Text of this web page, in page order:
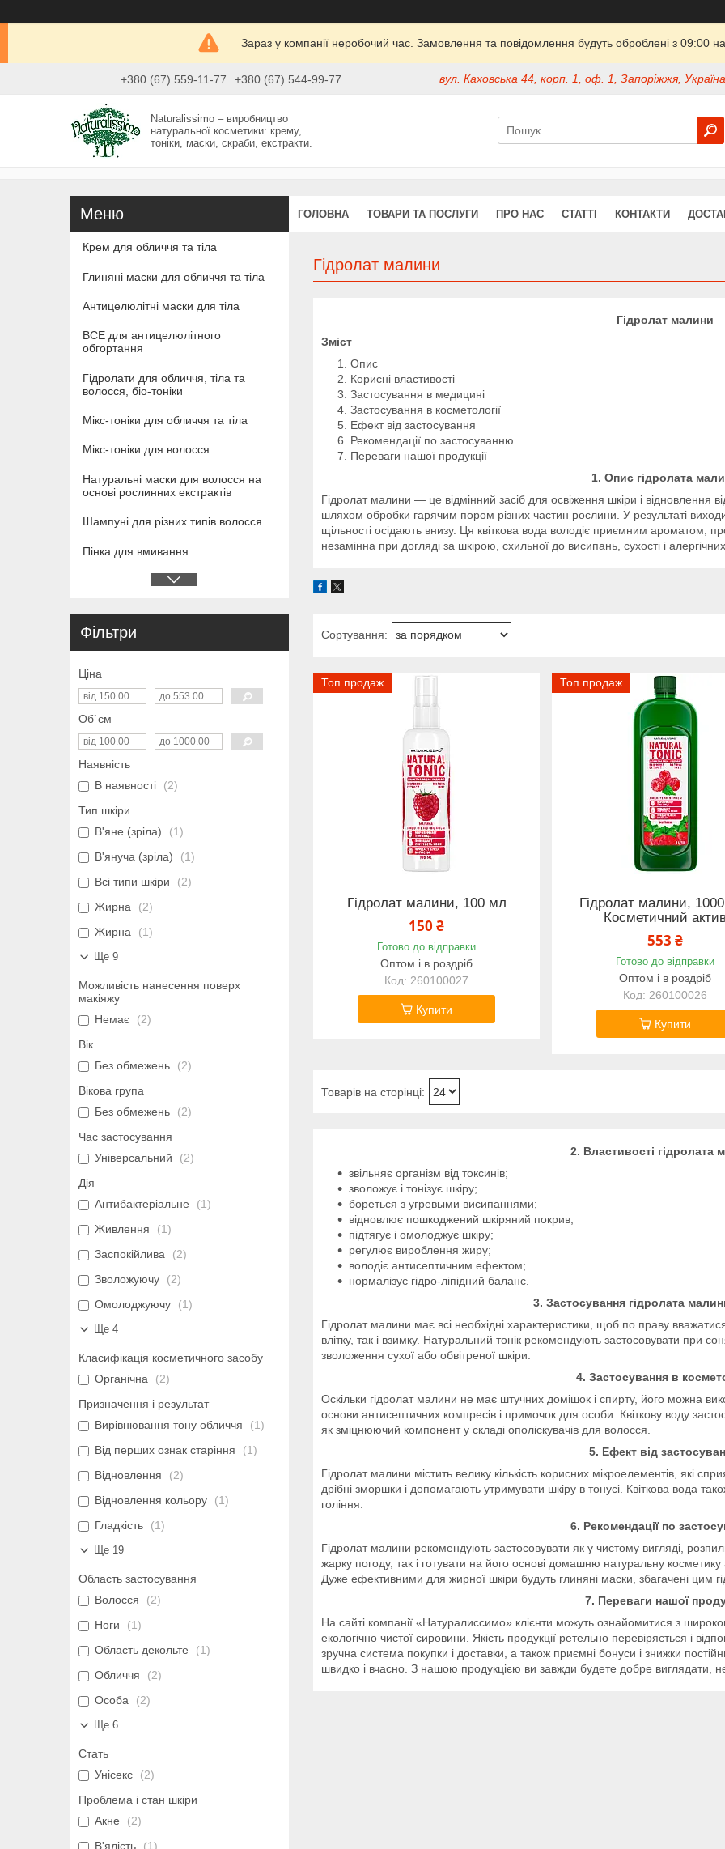
Зараз у компанії неробочий час. Замовлення та повідомлення будуть оброблені з 09:00
+380 (67) 559-11-77 +380 (67) 544-99-77 вул. Каховська 44, корп. 1, оф. 1, Запоріжжя, Україна
Naturalissimo – виробництво
натуральної косметики: крему,
тоніки, маски, скраби, екстракти.
ГОЛОВНА ТОВАРИ ТА ПОСЛУГИ ПРО НАС СТАТТІ КОНТАКТИ
Гідролат малини
Гідролат малини
Зміст
Опис
Корисні властивості
Застосування в медицині
Застосування в косметології
Ефект від застосування
Рекомендації по застосуванню
Переваги нашої продукції
1. Опис гідролата
Гідролат малини — це відмінний засіб для освіження шкіри і відновлення
шляхом обробки гарячим пором різних частин рослини. У результаті
щільності осідають внизу. Ця квіткова вода володіє приємним ароматом,
незамінна при догляді за шкірою, схильної до висипань, сухості і алергічних
Топ продаж
Гідролат малини, 100 мл
150 ₴
Готово до відправки
Оптом і в роздріб
260100027
Купити
Топ продаж
Гідролат малини,
Косметичний
553 ₴
Готово до відправки
Оптом і в роздріб
260100026
Купити
2. Властивості гідролата
звільняє організм від токсинів;
зволожує і тонізує шкіру;
бореться з угревыми висипаннями;
відновлює пошкоджений шкіряний покрив;
підтягує і омолоджує шкіру;
регулює вироблення жиру;
володіє антисептичним ефектом;
нормалізує гідро-ліпідний баланс.
3. Застосування гідролата
Гідролат малини має всі необхідні характеристики, щоб по праву
влітку, так і взимку. Натуральний тонік рекомендують застосовувати при
зволоження сухої або обвітреної шкіри.
4. Застосування в
Оскільки гідролат малини не має штучних домішок і спирту, його можна
основи антисептичних компресів і примочок для особи. Квіткову воду
як зміцнюючий компонент у складі ополіскувачів для волосся.
5. Ефект від
Гідролат малини містить велику кількість корисних мікроелементів, які
дрібні зморшки і допомагають утримувати шкіру в тонусі. Квіткова вода
гоління.
6. Рекомендації по
Гідролат малини рекомендують застосовувати як у чистому вигляді,
жарку погоду, так і готувати на його основі домашню натуральну
Дуже ефективними для жирної шкіри будуть глиняні маски, збагачені цим
7. Переваги нашої
На сайті компанії «Натуралиссимо» клієнти можуть ознайомитися з
екологічно чистої сировини. Якість продукції ретельно перевіряється і
зручна система покупки і доставки, а також приємні бонуси і знижки
швидко і вчасно. З нашою продукцією ви завжди будете добре виглядати,
Крем для обличчя та тіла
Глиняні маски для обличчя та тіла
Антицелюлітні маски для тіла
ВСЕ для антицелюлітного
обгортання
Гідролати для обличчя, тіла та
волосся, біо-тоніки
Мікс-тоніки для обличчя та тіла
Мікс-тоніки для волосся
Натуральні маски для волосся на
основі рослинних екстрактів
Шампуні для різних типів волосся
Пінка для вмивання
Фільтри
Ціна
Об`єм
Наявність
В наявності
2
Тип шкіри
В'яне (зріла)
1
В'януча (зріла)
1
Всі типи шкіри
2
Жирна
2
Жирна
1
Ще 9
Можливість нанесення поверх
макіяжу
Немає
2
Вік
Без обмежень
2
Вікова група
Без обмежень
2
Час застосування
Універсальний
2
Дія
Антибактеріальне
1
Живлення
1
Заспокійлива
2
Зволожуючу
2
Омолоджуючу
1
Ще 4
Класифікація косметичного засобу
Органічна
2
Призначення і результат
Вирівнювання тону обличчя
1
Від перших ознак старіння
1
Відновлення
2
Відновлення кольору
1
Гладкість
1
Ще 19
Область застосування
Волосся
2
Ноги
1
Область декольте
1
Обличчя
2
Особа
2
Ще 6
Стать
Унісекс
2
Проблема і стан шкіри
Акне
2
В'ялість
1